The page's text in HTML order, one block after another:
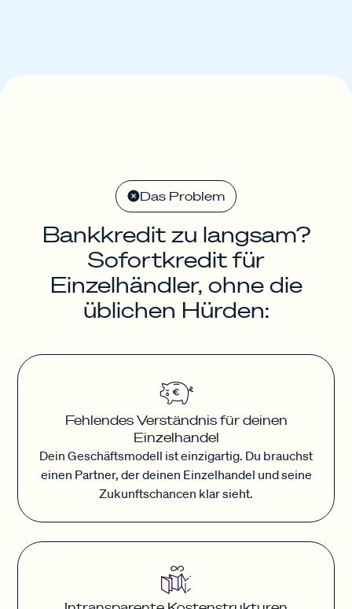
Das Problem
Bankkredit zu langsam?
Sofortkredit für
Einzelhändler, ohne die
üblichen Hürden:
Fehlendes Verständnis für deinen
Einzelhandel
Dein Geschäftsmodell ist einzigartig. Du brauchst
einen Partner, der deinen Einzelhandel und seine
Zukunftschancen klar sieht.